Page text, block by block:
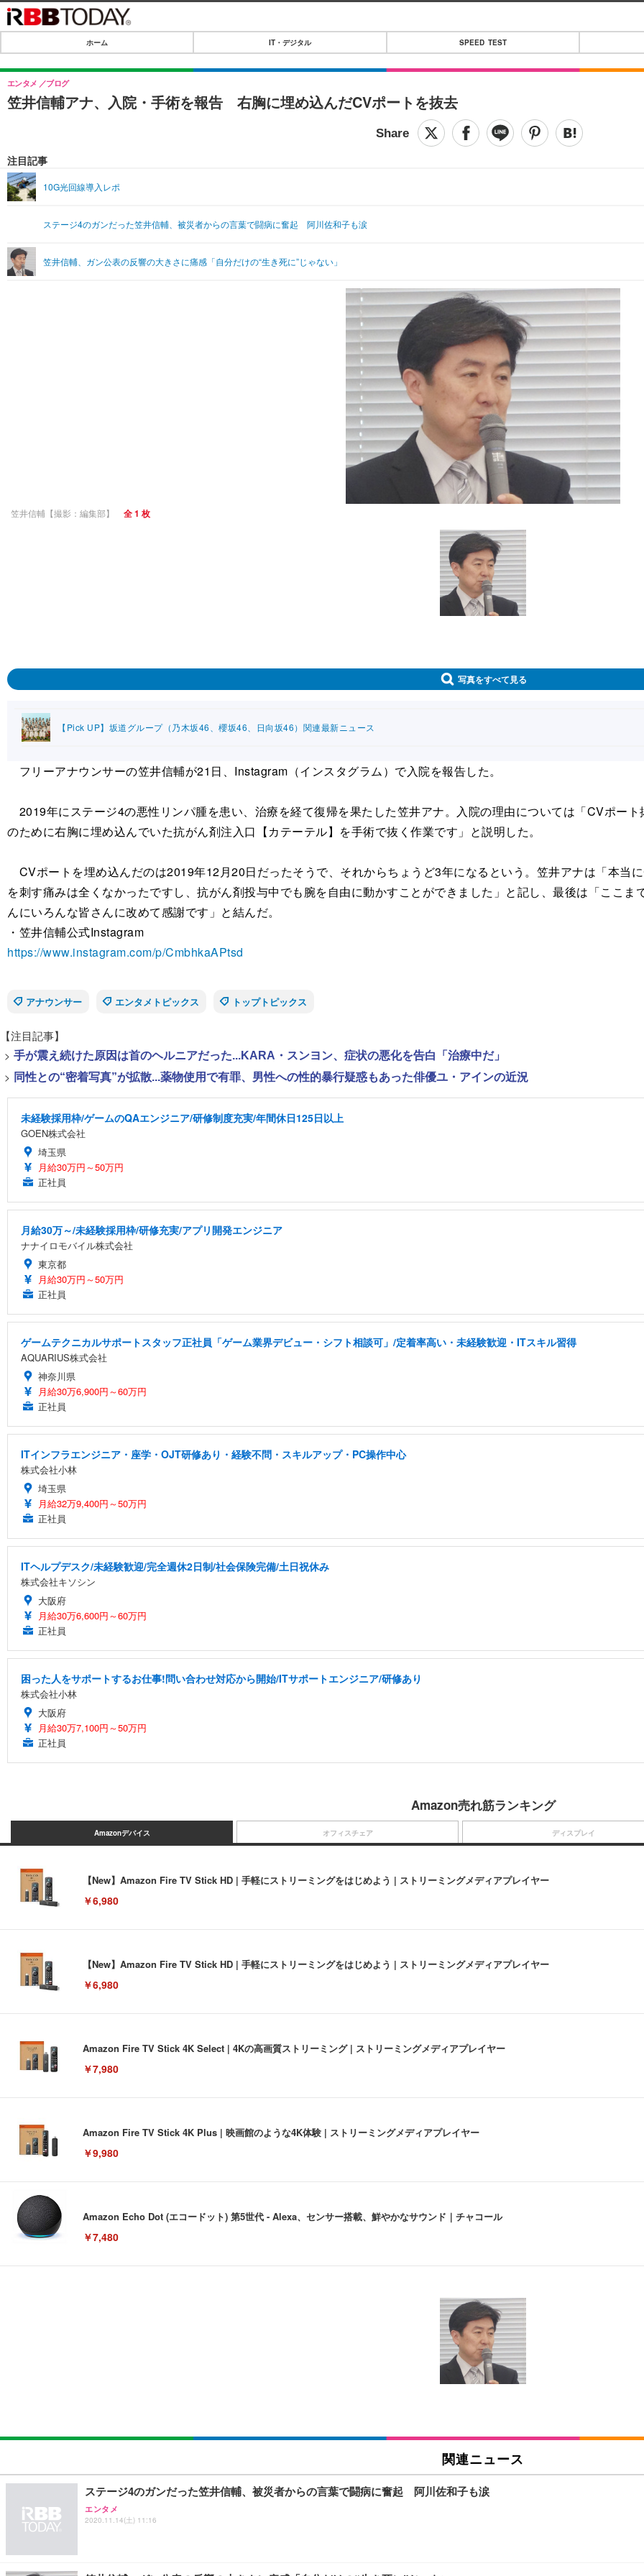
IT・デジタル
IT・デジタルTOP
SPEED TEST
音楽
ライフ
ペット
その他
リリース一覧
プッシュ通知の停止方法
ホーム IT・デジタル SPEED TEST
笠井信輔アナ、入院・手術を報告 右胸に埋め込んだCVポートを抜去
エンタメ ブログ
注目記事
10G光回線導入レポ
ステージ4のガンだった笠井信輔、被災者からの言葉で闘病に奮起 阿川佐和子も涙
笠井信輔、ガン公表の反響の大きさに痛感「自分だけの“生き死に”じゃない」
笠井信輔【撮影：編集部】 全 1 枚
写真をすべて見る
【Pick UP】坂道グループ（乃木坂46、櫻坂46、日向坂46）関連最新ニュース
フリーアナウンサーの笠井信輔が21日、Instagram（インスタグラム）で入院を報告した。
2019年にステージ4の悪性リンパ腫を患い、治療を経て復帰を果たした笠井アナ。入院の理由については「CVポー
のために右胸に埋め込んでいた抗がん剤注入口【カテーテル】を手術で抜く作業です」と説明した。
CVポートを埋め込んだのは2019年12月20日だったそうで、それからちょうど3年になるという。笠井アナは「本
を刺す痛みは全くなかったですし、抗がん剤投与中でも腕を自由に動かすことができました」と記し、最後は「ここ
んにいろんな皆さんに改めて感謝です」と結んだ。
・笠井信輔公式Instagram
https://www.instagram.com/p/CmbhkaAPtsd
アナウンサー エンタメトピックス トップトピックス
【注目記事】
> 手が震え続けた原因は首のヘルニアだった...KARA・スンヨン、症状の悪化を告白「治療中だ」
> 同性との“密着写真”が拡散...薬物使用で有罪、男性への性的暴行疑惑もあった俳優ユ・アインの近況
未経験採用枠/ゲームのQAエンジニア/研修制度充実/年間休日125日以上
GOEN株式会社
埼玉県
月給30万円～50万円
正社員
月給30万～/未経験採用枠/研修充実/アプリ開発エンジニア
ナナイロモバイル株式会社
東京都
月給30万円～50万円
正社員
ゲームテクニカルサポートスタッフ正社員「ゲーム業界デビュー・シフト相談可」/定着率高い・未経験歓迎・ITスキル習得
AQUARIUS株式会社
神奈川県
月給30万6,900円～60万円
正社員
ITインフラエンジニア・座学・OJT研修あり・経験不問・スキルアップ・PC操作中心
株式会社小林
埼玉県
月給32万9,400円～50万円
正社員
ITヘルプデスク/未経験歓迎/完全週休2日制/社会保険完備/土日祝休み
株式会社キソシン
大阪府
月給30万6,600円～60万円
正社員
困った人をサポートするお仕事!問い合わせ対応から開始/ITサポートエンジニア/研修あり
株式会社小林
大阪府
月給30万7,100円～50万円
正社員
Amazon売れ筋ランキング
Amazonデバイス
【New】Amazon Fire TV Stick HD | 手軽にストリーミングをはじめよう | ストリーミングメディアプレイヤー
￥6,980
【New】Amazon Fire TV Stick HD | 手軽にストリーミングをはじめよう | ストリーミングメディアプレイヤー
￥6,980
Amazon Fire TV Stick 4K Select | 4Kの高画質ストリーミング | ストリーミングメディアプレイヤー
￥7,980
Amazon Fire TV Stick 4K Plus | 映画館のような4K体験 | ストリーミングメディアプレイヤー
￥9,980
Amazon Echo Dot (エコードット) 第5世代 - Alexa、センサー搭載、鮮やかなサウンド｜チャコール
￥7,480
オフィスチェア
[EdoErgo] オフィスチェア 椅子 テレワーク 疲れない 跳ね上げ式アームレスト コンパクト 約105度ロッキング pc 事務椅子 360度
Sezlife オフィスチェア デスクチェア 疲れない テレワーク チェア 強化バックレスト 30度ロッキング機能 人間工学 椅子 腰サポー
ション PCチェア 通気性メッシュ ゲーミング/勉強/事務用 おしゃれ パソコンチェア (ブラック)
￥7,680
ディスプレイ
EIZO ビジネス向けプレミアムモニター | FlexScan EV3240X-WT | 31.5型4K UHD・USB Type-C・ホワイト
【純正品】27"ゲーミングモニター DualSense 充電フック付き（CFI-ZDM1J）
￥49,979
Amazonベーシック ペットシーツ 薄型 レギュラー 1回使い捨て 無香料 ホワイト 300枚
ネオ・ルーライフ ネオ・オムツ L 中型犬用 26枚入り 単品
￥1,800
関連ニュース
ステージ4のガンだった笠井信輔、被災者からの言葉で闘病に奮起 阿川佐和子も涙
エンタメ
2020.11.14(土) 11:16